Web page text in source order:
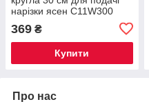
нарізки ясен C11W300
369 ₴
Купити
Про нас